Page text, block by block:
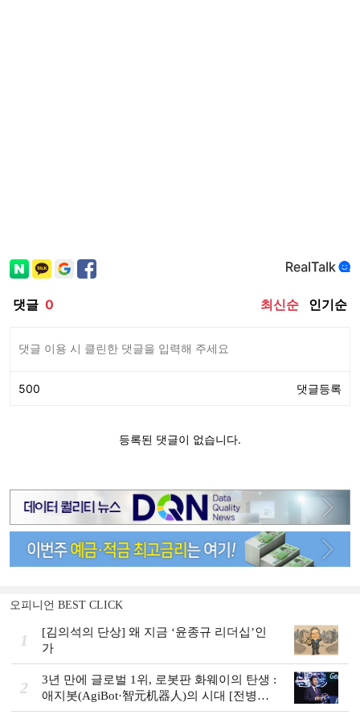
오피니언 BEST CLICK
1
[김의석의 단상] 왜 지금 ‘윤종규 리더십’인
가
2
3년 만에 글로벌 1위, 로봇판 화웨이의 탄생 :
애지봇(AgiBot·智元机器人)의 시대 [전병서
의 中 첨단기업 리포트⑬]